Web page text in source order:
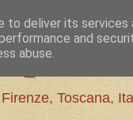
Toscana,
to deliver its
and
abuse.